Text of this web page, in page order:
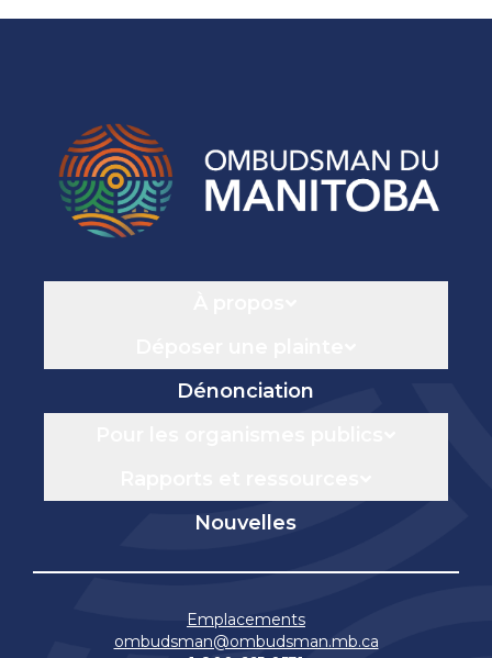
Dénonciation
Nouvelles
Emplacements
ombudsman@ombudsman.mb.ca